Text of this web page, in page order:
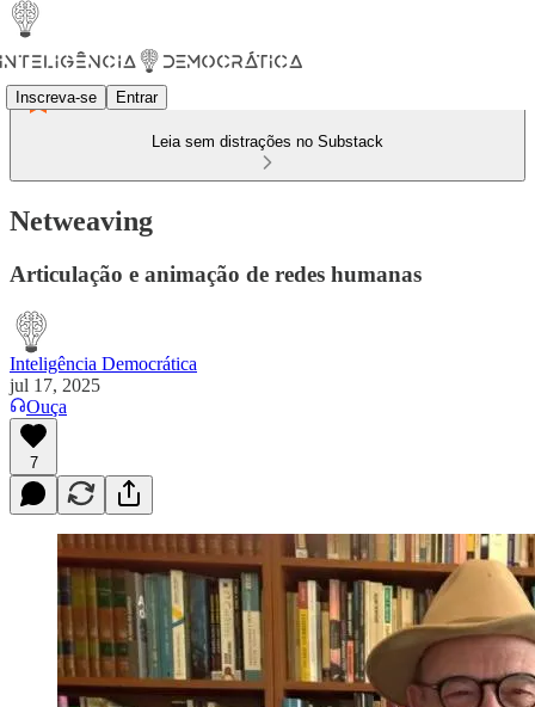
Inscreva-se Entrar
Leia sem distrações no Substack
Netweaving
Articulação e animação de redes humanas
Inteligência Democrática
jul 17, 2025
Ouça
7